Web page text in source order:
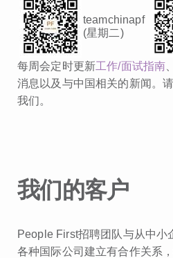
teamchinapf
(星期二)
每周会定时更新工作/面试指南
消息以及与中国相关的新闻。
我们。
我们的客户
People First招聘团队与从中小
各种国际公司建立有合作关系